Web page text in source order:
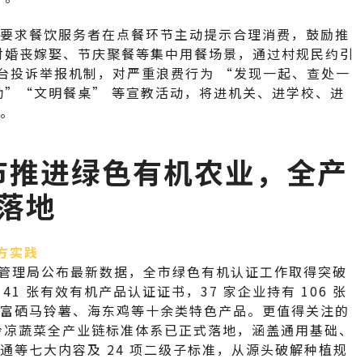
求餐饮服务者在点餐环节主动提示合理消费，鼓励推
嫁娶、节庆聚餐等集中用餐场景，通过村规民约引
投诉举报机制，对严重浪费行为 “发现一起、查处一
文明餐桌” 等宣教活动，将进机关、进学校、进
进绿色有机农业，全产
地
实践
理局公布最新数据，全市绿色有机认证工作取得突破
张有效有机产品认证证书，37 家企业持有 106 张
硒马铃薯、海东鸡等十余类特色产品。更值得关注的
蔬菜全产业链标准体系已正式落地，涵盖通用基础、
等七大内容及 24 项二级子标准，从源头破解种植规